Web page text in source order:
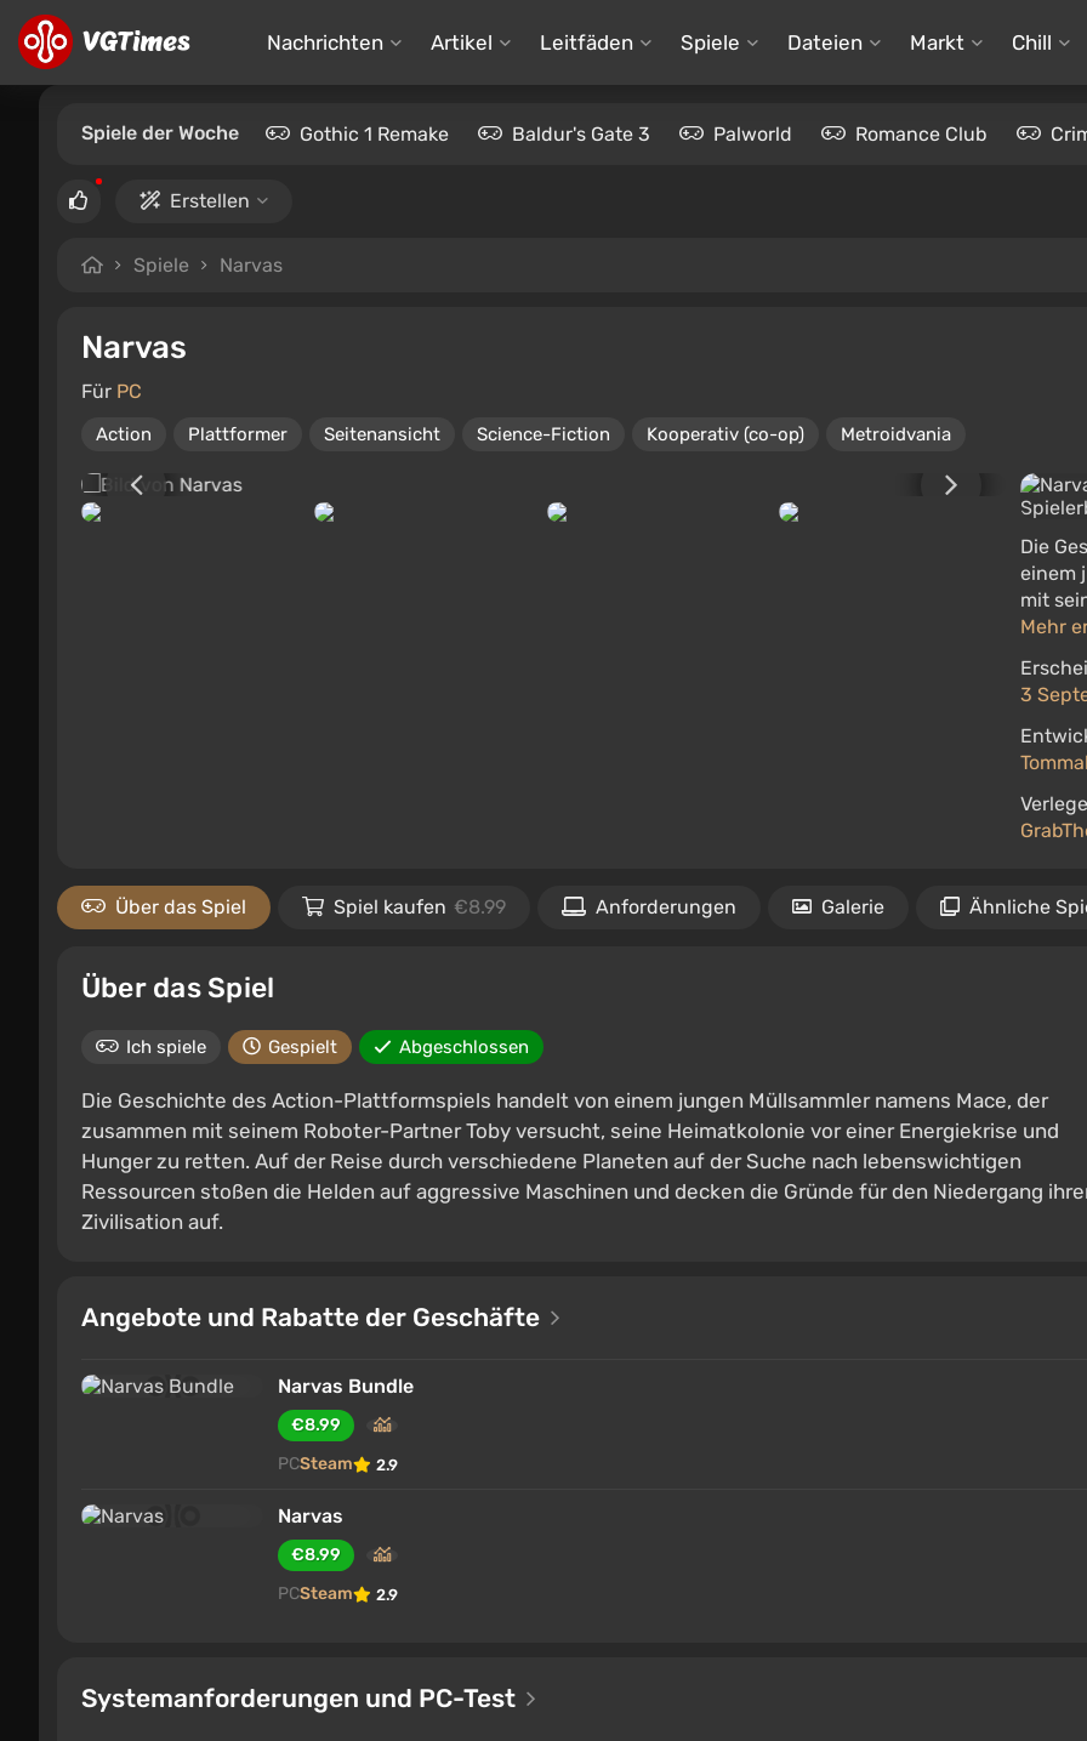
Nachrichten Artikel Leitfäden Spiele Dateien Markt Chill
Spiele der Woche Gothic 1 Remake Baldur's Gate 3 Palworld Romance Club
Erstellen
Spiele Narvas
Narvas
Für PC
Action Plattformer Seitenansicht Science-Fiction Kooperativ (co-op) Metroidvania
Die
einem
mit
Mehr
3
Über das Spiel Spiel kaufen €8.99 Anforderungen Galerie Ähnliche
Über das Spiel
Ich spiele Gespielt Abgeschlossen
Die Geschichte des Action-Plattformspiels handelt von einem jungen Müllsammler namens Mace, der
zusammen mit seinem Roboter-Partner Toby versucht, seine Heimatkolonie vor einer Energiekrise und
Hunger zu retten. Auf der Reise durch verschiedene Planeten auf der Suche nach lebenswichtigen
Ressourcen stoßen die Helden auf aggressive Maschinen und decken die Gründe für den Niedergang
Zivilisation auf.
Angebote und Rabatte der Geschäfte
Narvas Bundle
€8.99
PCSteam 2.9
Narvas
€8.99
PCSteam 2.9
Systemanforderungen und PC-Test